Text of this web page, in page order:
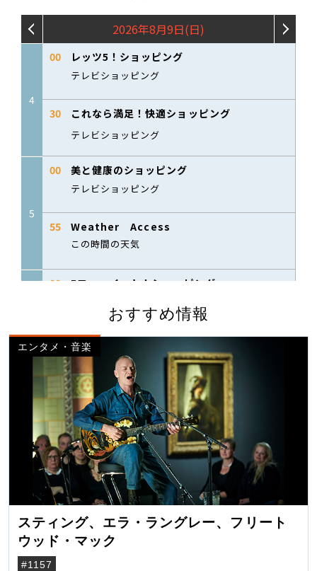
おすすめ情報
エンタメ・音楽
スティング、エラ・ラングレー、フリート
ウッド・マック
#1157